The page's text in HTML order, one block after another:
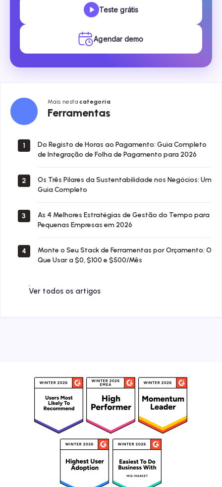
Teste grátis
Agendar demo
Mais nestacategoria
Ferramentas
Ferramentas
1
Do Registo de Horas ao Pagamento: Guia Completo
de Integração de Folha de Pagamento para 2026
2
Os Três Pilares da Sustentabilidade nos Negócios: Um
Guia Completo
3
As 4 Melhores Estratégias de Gestão do Tempo para
Pequenas Empresas em 2026
4
Monte o Seu Stack de Ferramentas por Orçamento: O
Que Usar a $0, $100 e $500/Mês
Ver todos os artigos